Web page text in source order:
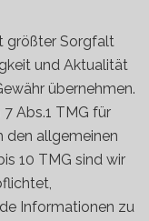
größter Sorgfalt
und Aktualität
übernehmen.
Abs.1 TMG für
den allgemeinen
10 TMG sind wir
Informationen zu